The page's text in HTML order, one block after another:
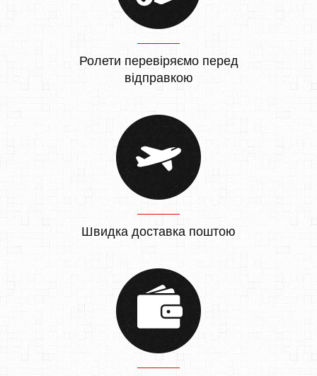
Ролети перевіряємо перед
відправкою
Швидка доставка поштою